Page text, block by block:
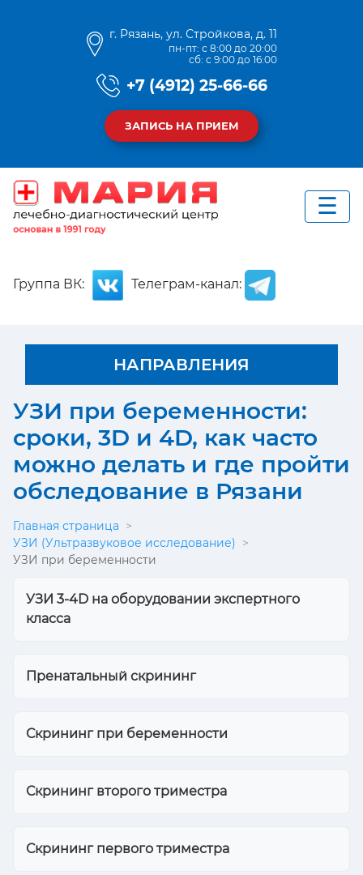
г. Рязань, ул. Стройкова, д. 11
пн-пт: с 8:00 до 20:00
сб: с 9:00 до 16:00
+7 (4912) 25-66-66
ЗАПИСЬ НА ПРИЕМ
Группа ВК: Телеграм-канал:
НАПРАВЛЕНИЯ
УЗИ при беременности:
сроки, 3D и 4D, как часто
можно делать и где пройти
обследование в Рязани
Главная страница >
УЗИ (Ультразвуковое исследование) >
УЗИ при беременности
УЗИ 3-4D на оборудовании экспертного
класса
Пренатальный скрининг
Скрининг при беременности
Скрининг второго триместра
Скрининг первого триместра